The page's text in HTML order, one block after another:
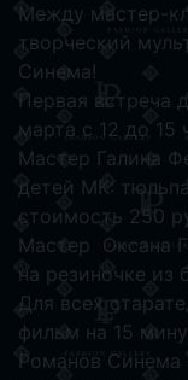
Между мастер-
творческий
Синема!
Первая встреча
марта с 12 до 15
Мастер Галина
детей МК:
стоимость 250
Мастер Оксана
на резиночке из
Для всех
фильм на 15
Романов Синема